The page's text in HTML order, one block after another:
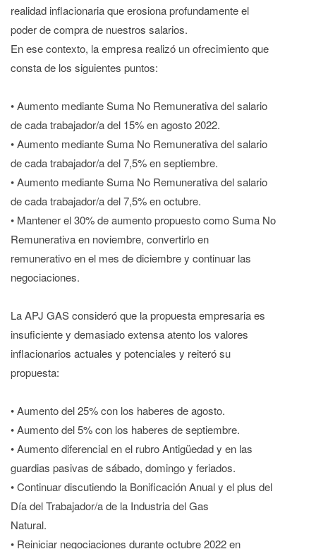
realidad inflacionaria que erosiona profundamente el
poder de compra de nuestros salarios.
En ese contexto, la empresa realizó un ofrecimiento que
consta de los siguientes puntos:
• Aumento mediante Suma No Remunerativa del salario
de cada trabajador/a del 15% en agosto 2022.
• Aumento mediante Suma No Remunerativa del salario
de cada trabajador/a del 7,5% en septiembre.
• Aumento mediante Suma No Remunerativa del salario
de cada trabajador/a del 7,5% en octubre.
• Mantener el 30% de aumento propuesto como Suma No
Remunerativa en noviembre, convertirlo en
remunerativo en el mes de diciembre y continuar las
negociaciones.
La APJ GAS consideró que la propuesta empresaria es
insuficiente y demasiado extensa atento los valores
inflacionarios actuales y potenciales y reiteró su
propuesta:
• Aumento del 25% con los haberes de agosto.
• Aumento del 5% con los haberes de septiembre.
• Aumento diferencial en el rubro Antigüedad y en las
guardias pasivas de sábado, domingo y feriados.
• Continuar discutiendo la Bonificación Anual y el plus del
Día del Trabajador/a de la Industria del Gas
Natural.
• Reiniciar negociaciones durante octubre 2022 en